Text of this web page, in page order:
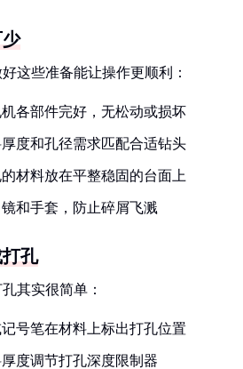
这些准备能让操作更顺利：
机各部件完好，无松动或损坏
厚度和孔径需求匹配合适钻头
材料放在平整稳固的台面上
镜和手套，防止碎屑飞溅
孔
其实很简单：
记号笔在材料上标出打孔位置
厚度调节打孔深度限制器